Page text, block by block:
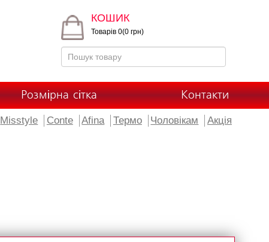
КОШИК
Товарів 0(0 грн)
Розмірна сітка Контакти
Misstyle Conte Afina Термо Чоловікам Акція